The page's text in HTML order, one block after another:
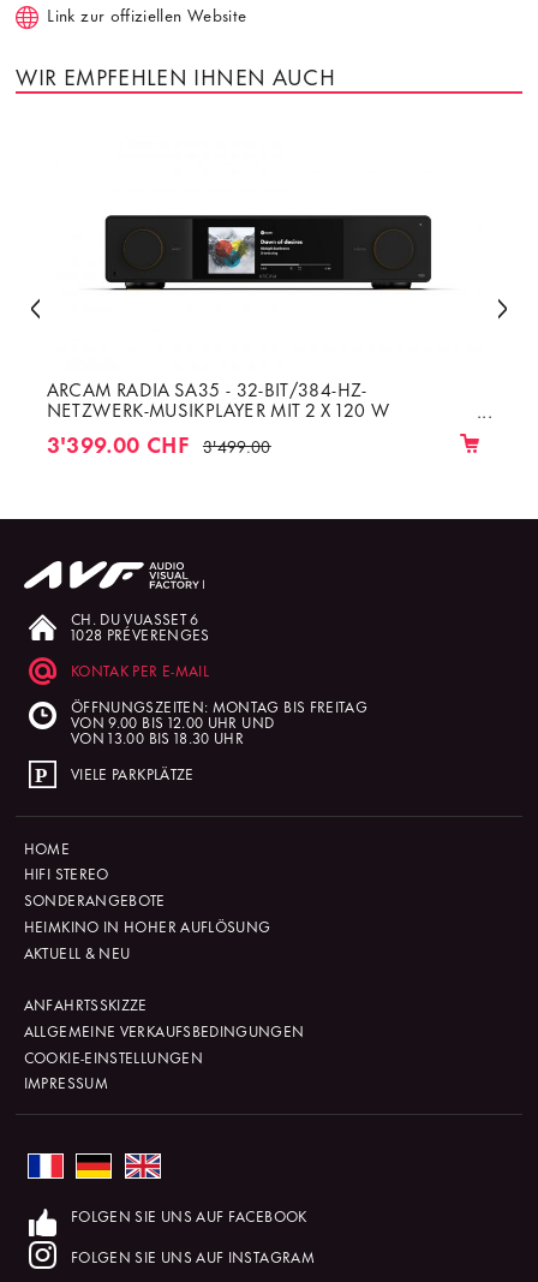
Link zur offiziellen Website
WIR EMPFEHLEN IHNEN AUCH
ARCAM RADIA SA35 - 32-BIT/384-HZ-
NETZWERK-MUSIKPLAYER MIT 2 X 120 W
3'399.00 CHF 3'499.00
CH. DU VUASSET 6
1028 PRÉVERENGES
KONTAK PER E-MAIL
ÖFFNUNGSZEITEN: MONTAG BIS FREITAG
VON 9.00 BIS 12.00 UHR UND
VON 13.00 BIS 18.30 UHR
VIELE PARKPLÄTZE
HOME
HIFI STEREO
SONDERANGEBOTE
HEIMKINO IN HOHER AUFLÖSUNG
AKTUELL & NEU
ANFAHRTSSKIZZE
ALLGEMEINE VERKAUFSBEDINGUNGEN
COOKIE-EINSTELLUNGEN
IMPRESSUM
FOLGEN SIE UNS AUF FACEBOOK
FOLGEN SIE UNS AUF INSTAGRAM